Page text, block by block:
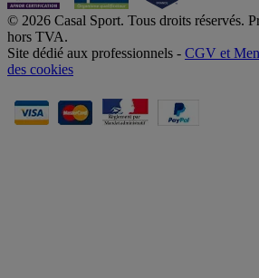
© 2026 Casal Sport. Tous droits réservés.
hors TVA.
Site dédié aux professionnels - CGV et
des cookies